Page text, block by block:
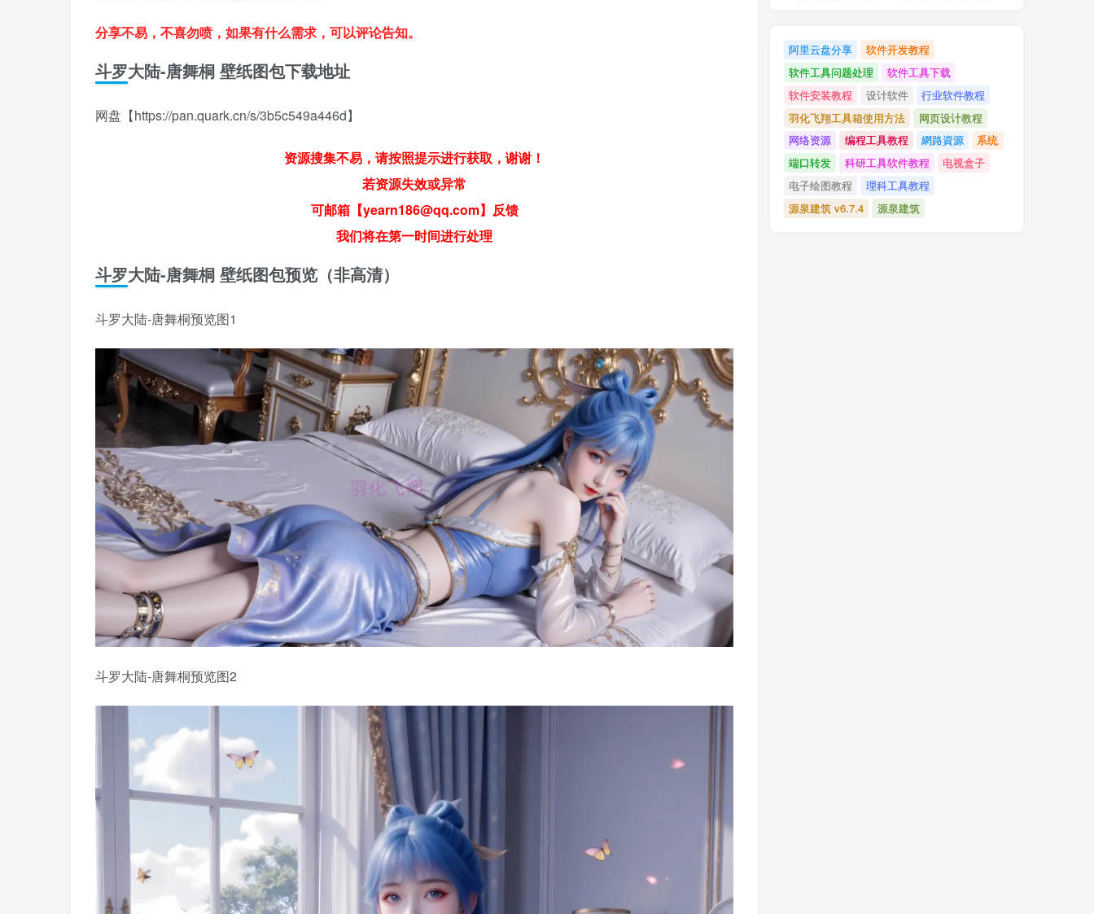
分享不易，不喜勿喷，如果有什么需求，可以评论告知。
斗罗大陆-唐舞桐 壁纸图包下载地址
网盘【https://pan.quark.cn/s/3b5c549a446d】
资源搜集不易，请按照提示进行获取，谢谢！
若资源失效或异常
可邮箱【yearn186@qq.com】反馈
我们将在第一时间进行处理
斗罗大陆-唐舞桐 壁纸图包预览（非高清）
斗罗大陆-唐舞桐预览图1
斗罗大陆-唐舞桐预览图2
阿里云盘分享
软件开发教程
软件工具问题处理
软件工具下载
软件安装教程
设计软件
行业软件教程
羽化飞翔工具箱使用方法
网页设计教程
网络资源
编程工具教程 網路資源
系统
端口转发
科研工具软件教程
电视盒子
电子绘图教程
理科工具教程
源泉建筑 v6.7.4
源泉建筑